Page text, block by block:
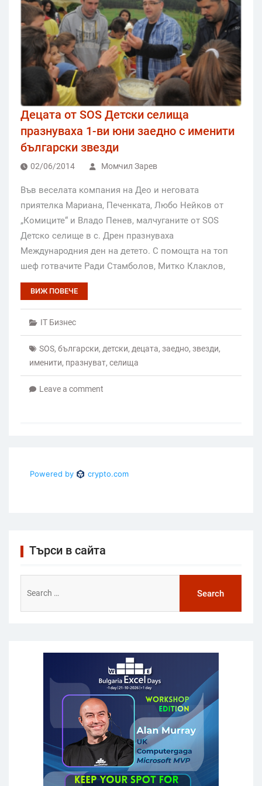
Децата от SOS Детски селища
празнуваха 1-ви юни заедно с именити
български звезди
02/06/2014 Момчил Зарев
Във веселата компания на Део и неговата
приятелка Мариана, Печенката, Любо Нейков от
„Комиците“ и Владо Пенев, малчуганите от SOS
Детско селище в с. Дрен празнуваха
Международния ден на детето. С помощта на топ
шеф готвачите Ради Стамболов, Митко Клаклов,
ВИЖ ПОВЕЧЕ
IT Бизнес
SOS, български, детски, децата, заедно, звезди,
именити, празнуват, селища
Leave a comment
Търси в сайта
for: